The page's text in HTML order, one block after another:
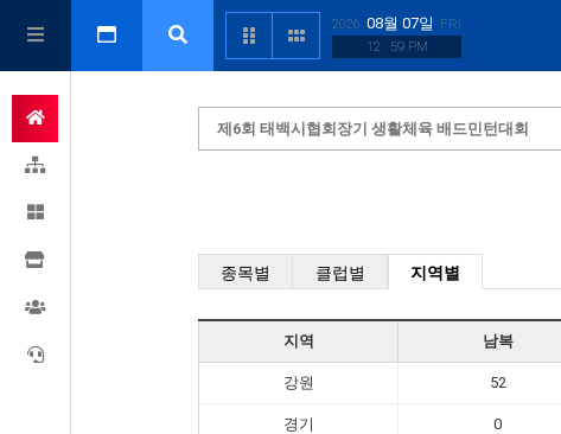
2026 08월 07일
FRI
12 : 59 PM
제6회 태백시협회장기 생활체육 배드민턴대회
종목별 클럽별 지역별
지역 남복
강원 52
경기 0